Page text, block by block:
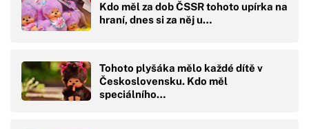
Kdo měl za dob ČSSR tohoto upírka na
hraní, dnes si za něj u…
Tohoto plyšáka mělo každé dítě v
Československu. Kdo měl
speciálního…